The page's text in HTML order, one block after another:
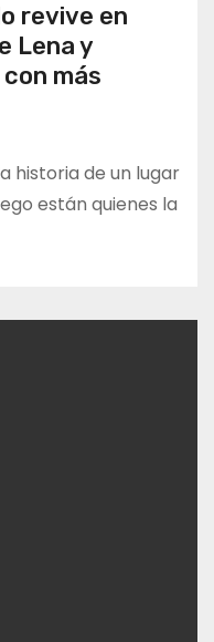
revive en
Lena y
más
historia de un lugar
están quienes la